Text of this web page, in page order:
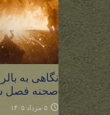
نگاهی به
صحنه فصل
۵ مرداد ۱۴۰۵